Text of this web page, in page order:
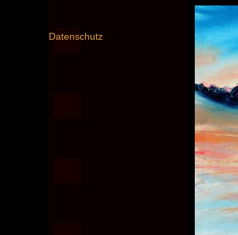
Datenschutz